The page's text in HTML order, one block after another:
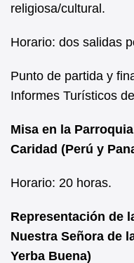
religiosa/cultural.
Horario: dos salidas
Punto de partida y
Informes Turísticos
Misa en la
Caridad (Perú y
Horario: 20 horas.
Representación de
Nuestra Señora de
Yerba Buena)